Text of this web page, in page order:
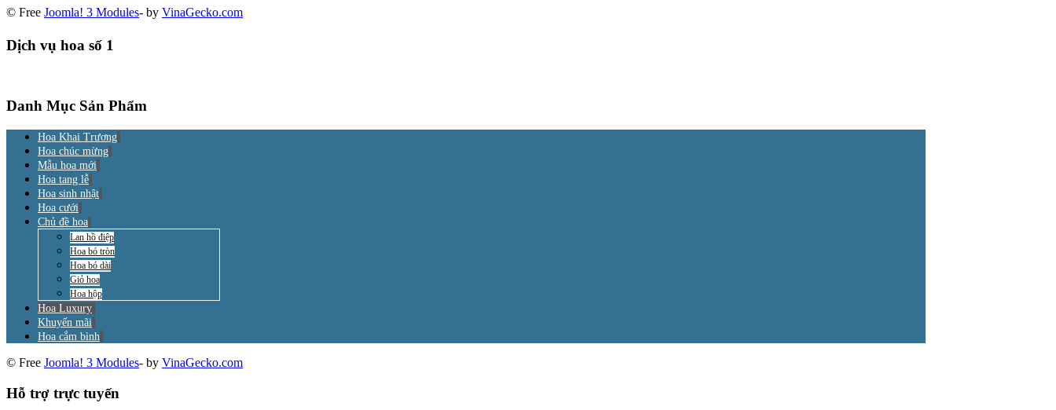
© Free Joomla! 3 Modules- by VinaGecko.com
Dịch vụ hoa số 1
Danh Mục Sản Phẩm
Hoa Khai Trương
Hoa chúc mừng
Mẫu hoa mới
Hoa tang lễ
Hoa sinh nhật
Hoa cưới
Chủ đề hoa
Lan hồ điệp
Hoa bó tròn
Hoa bó dài
Giỏ hoa
Hoa hộp
Hoa Luxury
Khuyến mãi
Hoa cắm bình
© Free Joomla! 3 Modules- by VinaGecko.com
Hỗ trợ trực tuyến